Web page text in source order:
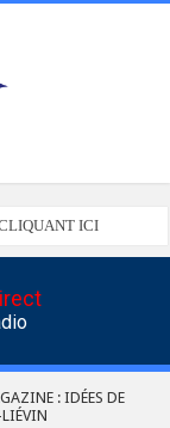
ICI
: IDÉES DE
LIÉVIN